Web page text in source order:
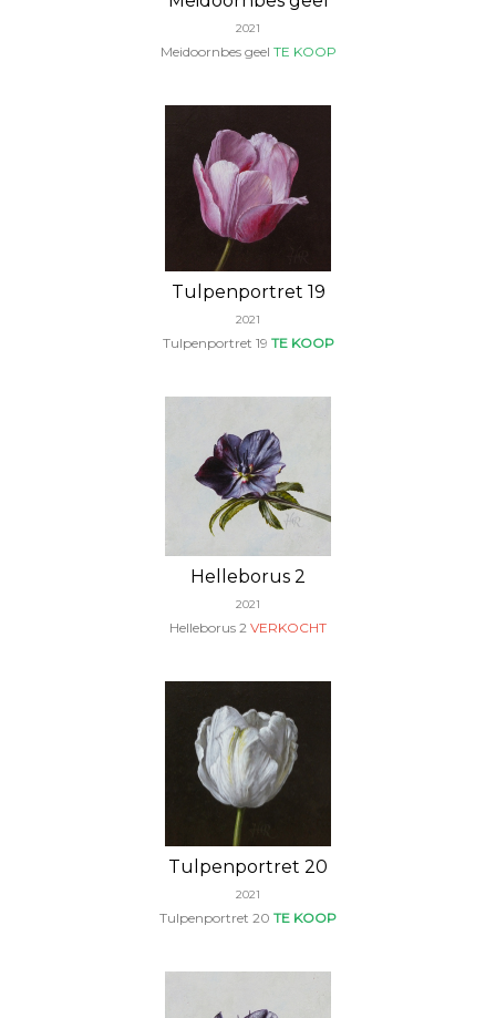
2021
Meidoornbes geel TE KOOP
Tulpenportret 19
2021
Tulpenportret 19 TE KOOP
Helleborus 2
2021
Helleborus 2 VERKOCHT
Tulpenportret 20
2021
Tulpenportret 20 TE KOOP